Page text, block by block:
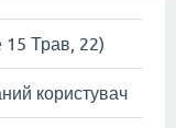
15 Трав, 22)
користувач